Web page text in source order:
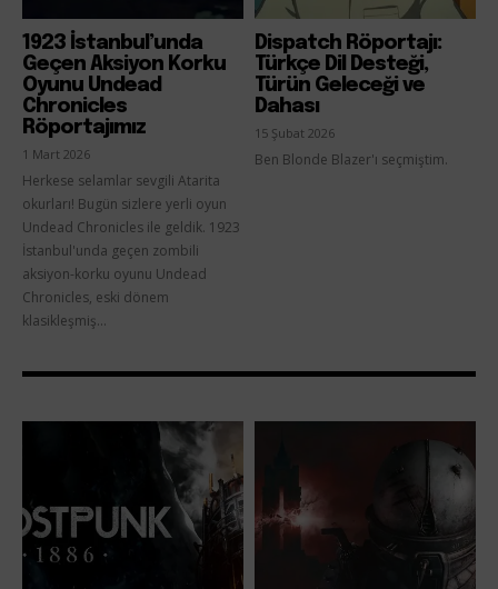
1923 İstanbul’unda
Geçen Aksiyon Korku
Oyunu Undead
Chronicles
Röportajımız
1 Mart 2026
Herkese selamlar sevgili Atarita
okurları! Bugün sizlere yerli oyun
Undead Chronicles ile geldik. 1923
İstanbul'unda geçen zombili
aksiyon-korku oyunu Undead
Chronicles, eski dönem
klasikleşmiş...
Dispatch Röportajı:
Türkçe Dil Desteği,
Türün Geleceği ve
Dahası
15 Şubat 2026
Ben Blonde Blazer'ı seçmiştim.